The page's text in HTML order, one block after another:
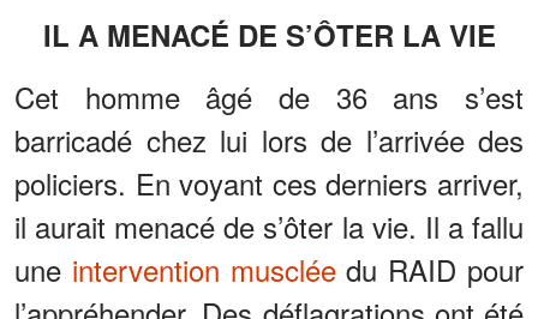
IL A MENACÉ DE S’ÔTER LA VIE
Cet homme âgé de 36 ans s’est
barricadé chez lui lors de l’arrivée des
policiers. En voyant ces derniers arriver,
il aurait menacé de s’ôter la vie. Il a fallu
une intervention muscléedu RAID pour